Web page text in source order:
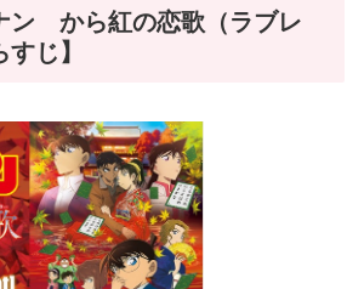
ン から紅の恋歌（ラブレ
じ】